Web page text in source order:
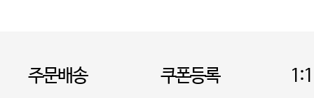
주문배송 쿠폰등록